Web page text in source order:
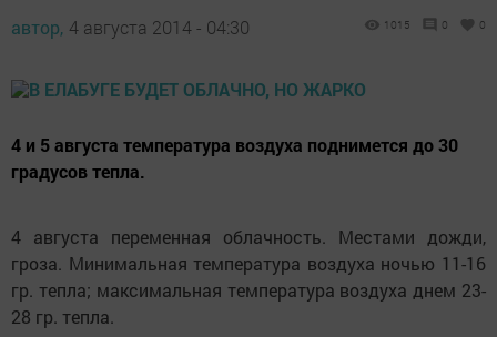
автор, 4 августа 2014 - 04:30 1015 0 0
4 и 5 августа температура воздуха поднимется до 30
градусов тепла.
4 августа переменная облачность. Местами дожди,
гроза. Минимальная температура воздуха ночью 11-16
гр. тепла; максимальная температура воздуха днем 23-
28 гр. тепла.